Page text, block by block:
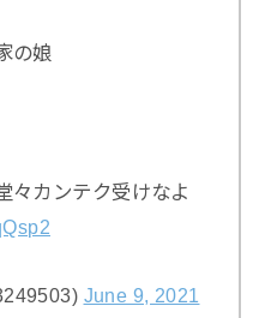
の娘
々カンテク受けなよ
June 9, 2021